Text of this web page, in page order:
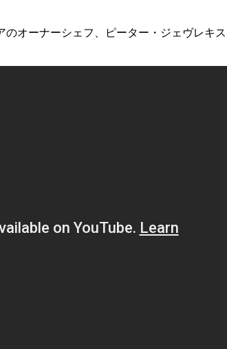
オーナーシェフ、ピーター・ジェヴレキ